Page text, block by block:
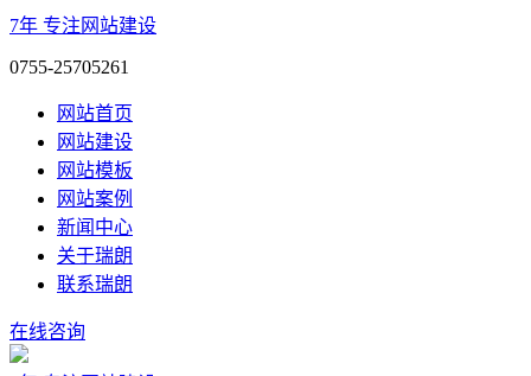
7年 专注网站建设
0755-25705261
网站首页
网站建设
网站模板
网站案例
新闻中心
关于瑞朗
联系瑞朗
在线咨询